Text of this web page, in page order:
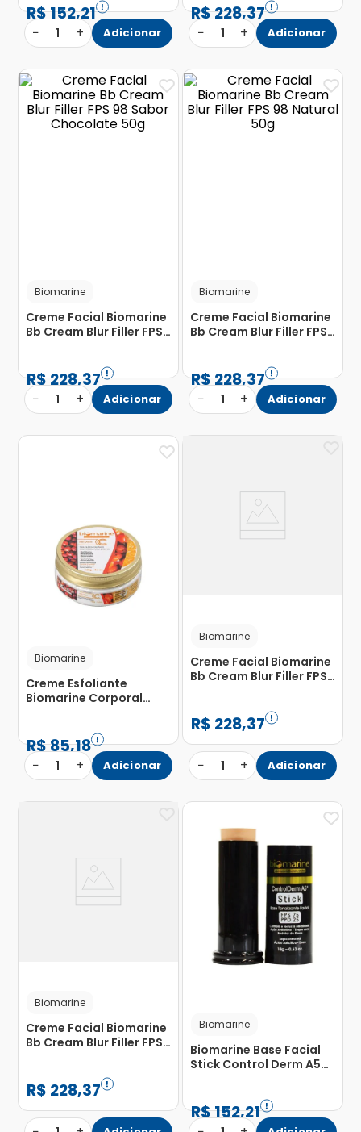
Shower 140g
R$152,21
− 1 + Adicionar
R$228,37
− 1 + Adicionar
Biomarine
Creme Facial Biomarine
Bb Cream Blur Filler FPS
R$228,37
− 1 + Adicionar
Biomarine
Creme Facial Biomarine
Bb Cream Blur Filler FPS
R$228,37
− 1 + Adicionar
Biomarine
Creme Esfoliante
Biomarine Corporal
R$85,18
− 1 + Adicionar
Biomarine
Creme Facial Biomarine
Bb Cream Blur Filler FPS
R$ 228,37
− 1 + Adicionar
Biomarine
Creme Facial Biomarine
Bb Cream Blur Filler FPS
R$ 228,37
Biomarine
Biomarine Base Facial
Stick Control Derm A5
R$152,21